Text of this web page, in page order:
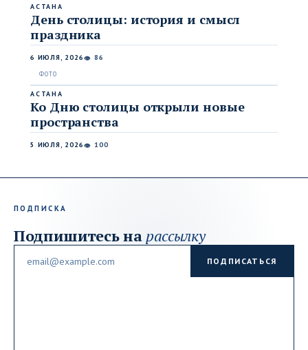
АСТАНА
День столицы: история и смысл
праздника
6 ИЮЛЯ, 2026👁 86
АСТАНА
Ко Дню столицы открыли новые
пространства
5 ИЮЛЯ, 2026👁 100
ПОДПИСКА
Подпишитесь на рассылку
ПОДПИСАТЬСЯ